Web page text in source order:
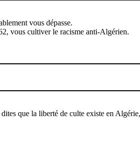
vous dépasse.
vous cultiver le racisme anti-Algérien.
que la liberté de culte existe en